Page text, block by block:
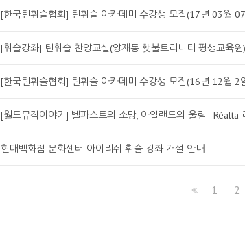
[한국틴휘슬협회] 틴휘슬 아카데미 수강생 모집(17년 03월
[휘슬강좌] 틴휘슬 찬양교실(양재동 횃불트리니티 평생교육원)
[한국틴휘슬협회] 틴휘슬 아카데미 수강생 모집(16년 12월 2
[월드뮤직이야기] 벨파스트의 소망, 아일랜드의 울림 - Réalta
현대백화점 문화센터 아이리쉬 휘슬 강좌 개설 안내
<< 1 2